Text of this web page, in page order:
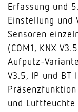
Erfassung und
Einstellung und
Sensoren
(COM1, KNX
Aufputz-
V3.5, IP und BT
und Luftfeuchte